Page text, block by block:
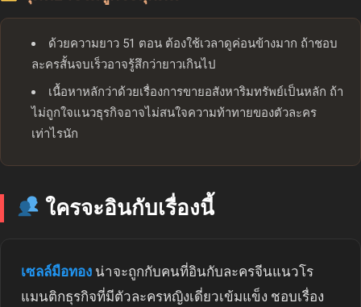
ด้วยความยาว 51 ตอน ต้องใช้เวลาดูค่อนข้างมาก ถ้าชอบ
ละครสั้นจบเร็วอาจรู้สึกว่ายาวเกินไป
เนื้อหาหลักว่าด้วยเรื่องการขายอสังหาริมทรัพย์เป็นหลัก ถ้า
ไม่ถูกใจแนวธุรกิจอาจไม่สนใจความท้าทายของตัวละคร
เท่าไรนัก
ใครจะอินกับเรื่องนี้
เซลล์มือทอง น่าจะถูกกับคนที่อินกับละครจีนแนวโร
แมนติกธุรกิจที่มีตัวละครหญิงเดี่ยวเข้มแข็ง ชอบเรื่อง